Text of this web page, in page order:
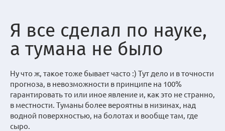
Я все сделал по науке,
а тумана не было
Ну что ж, такое тоже бывает часто :) Тут дело и в точности
прогноза, в невозможности в принципе на 100%
гарантировать то или иное явление и, как это не странно,
в местности. Туманы более вероятны в низинах, над
водной поверхностью, на болотах и вообще там, где
сыро.